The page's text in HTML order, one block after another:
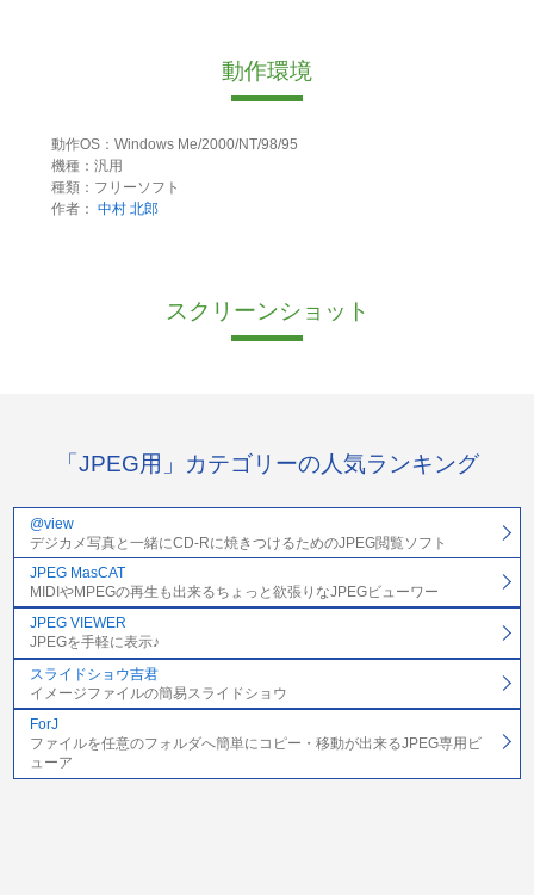
動作環境
動作OS：Windows Me/2000/NT/98/95
機種：汎用
種類：フリーソフト
作者： 中村 北郎
スクリーンショット
「JPEG用」カテゴリーの人気ランキング
@view
デジカメ写真と一緒にCD-Rに焼きつけるためのJPEG閲覧ソフト
JPEG MasCAT
MIDIやMPEGの再生も出来るちょっと欲張りなJPEGビューワー
JPEG VIEWER
JPEGを手軽に表示♪
スライドショウ吉君
イメージファイルの簡易スライドショウ
ForJ
ファイルを任意のフォルダへ簡単にコピー・移動が出来るJPEG専用ビ
ューア